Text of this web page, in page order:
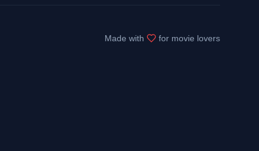
Made with for movie lovers